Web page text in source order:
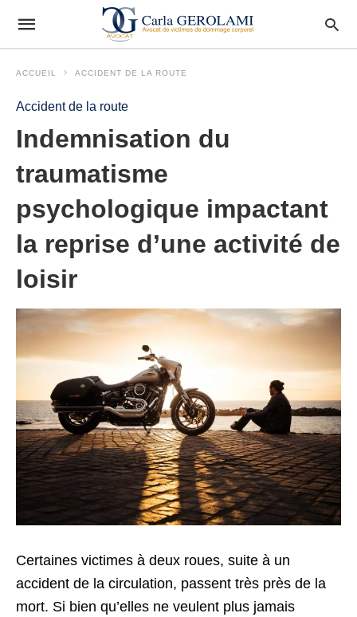
ACCUEIL ACCIDENT DE LA ROUTE
Accident de la route
Indemnisation du
traumatisme
psychologique impactant
la reprise d’une activité de
loisir
Certaines victimes à deux roues, suite à un
accident de la circulation, passent très près de la
mort. Si bien qu’elles ne veulent plus jamais